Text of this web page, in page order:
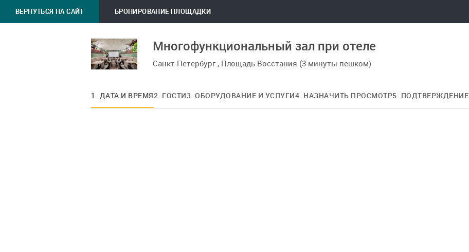
ВЕРНУТЬСЯ НА САЙТ БРОНИРОВАНИЕ ПЛОЩАДКИ
Многофункциональный зал при отеле
Санкт-Петербург , Площадь Восстания (3 минуты пешком)
1. ДАТА И ВРЕМЯ2. ГОСТИ3. ОБОРУДОВАНИЕ И УСЛУГИ4. НАЗНАЧИТЬ ПРОСМОТР5. ПОДТВЕРЖДЕНИЕ